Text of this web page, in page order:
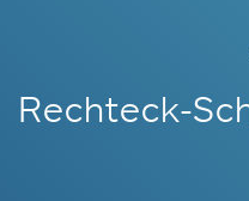
Rechteck-